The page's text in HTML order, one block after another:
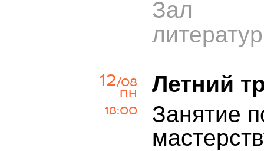
Зал
12/08
ПН
18:00
Летний
Занятие